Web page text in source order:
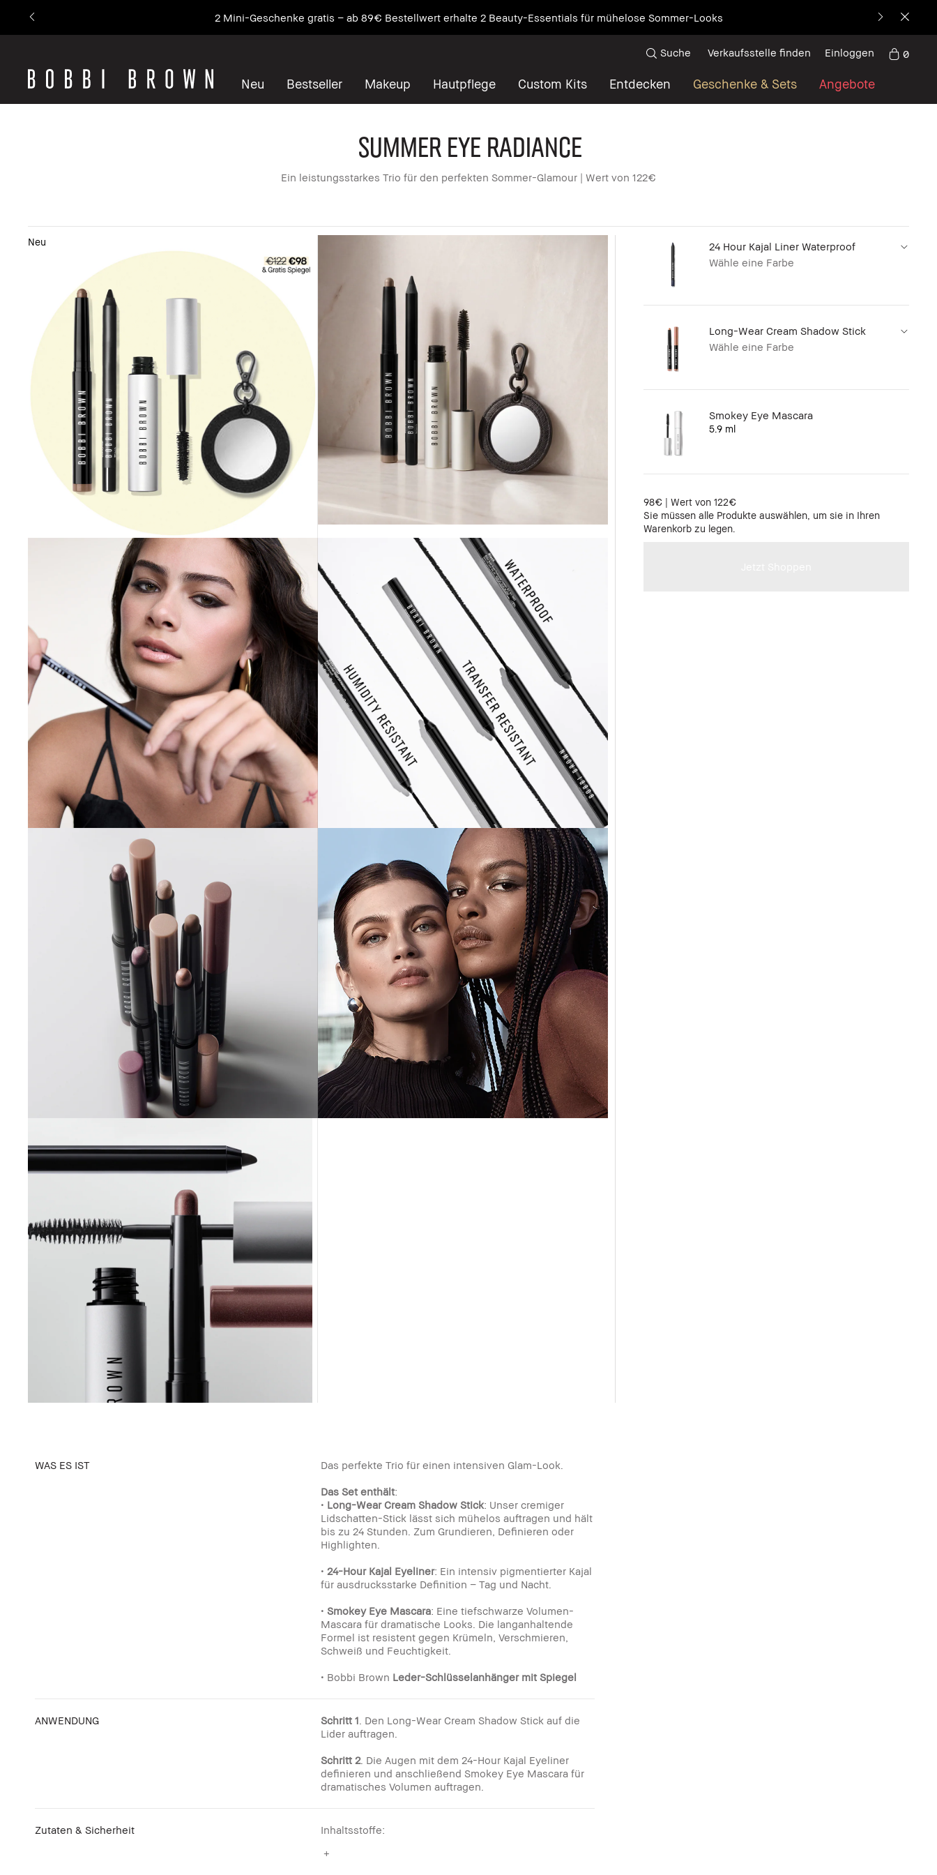
Unsere Nr. 1 Ikone – wo Pflege auf Primer trifft. NEU Vitamin Enriched Face Base+Entdecke die neue Ikone
Neu Bestseller Makeup Hautpflege Custom Kits Entdecken Geschenke & Sets Angebote
Suche Verkaufsstelle finden Einloggen 0
Summer Eye Radiance​
Ein leistungsstarkes Trio für den perfekten Sommer-Glamour | Wert von 122€
24 Hour Kajal Liner Waterproof
Wähle eine Farbe
Long-Wear Cream Shadow Stick
Wähle eine Farbe
Smokey Eye Mascara
5.9 ml
98€ | Wert von 122€
Sie müssen alle Produkte auswählen, um sie in Ihren
Warenkorb zu legen.
Neu
WAS ES IST Das perfekte Trio für einen intensiven Glam-Look.
Das Set enthält:
• Long-Wear Cream Shadow Stick: Unser cremiger
Lidschatten-Stick lässt sich mühelos auftragen und hält
bis zu 24 Stunden. Zum Grundieren, Definieren oder
Highlighten.
•24-Hour Kajal Eyeliner: Ein intensiv pigmentierter Kajal
für ausdrucksstarke Definition – Tag und Nacht.
•Smokey Eye Mascara: Eine tiefschwarze Volumen-
Mascara für dramatische Looks. Die langanhaltende
Formel ist resistent gegen Krümeln, Verschmieren,
Schweiß und Feuchtigkeit.
• Bobbi Brown Leder-Schlüsselanhänger mit Spiegel
ANWENDUNG Schritt 1 . Den Long-Wear Cream Shadow Stick auf die
Lider auftragen.
Schritt 2. Die Augen mit dem 24-Hour Kajal Eyeliner
definieren und anschließend Smokey Eye Mascara für
dramatisches Volumen auftragen.
Zutaten & Sicherheit Inhaltsstoffe: